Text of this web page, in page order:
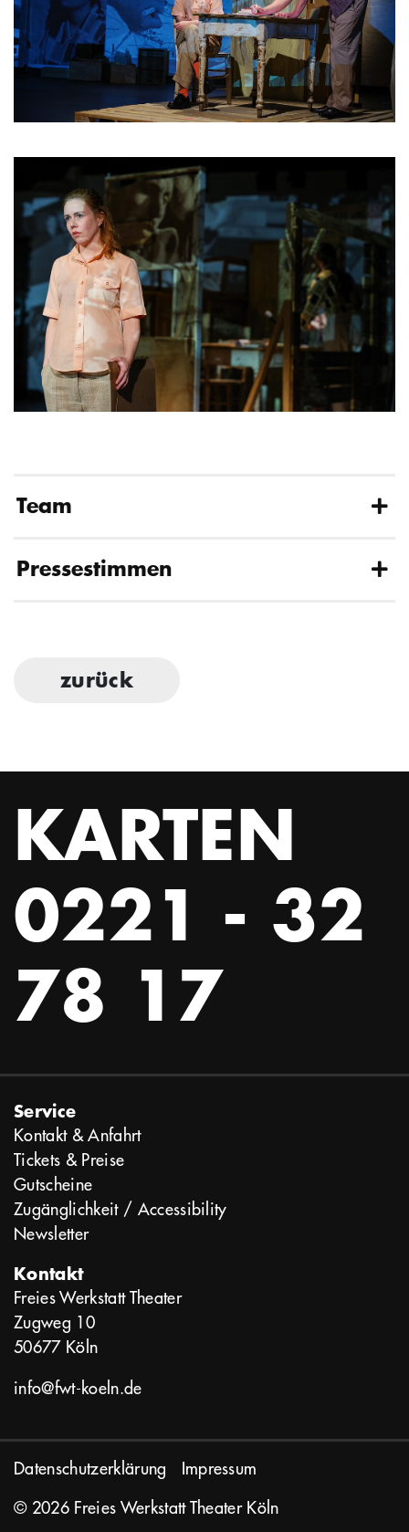
Team
Pressestimmen
zurück
KARTEN
0221 - 32
78 17
Service
Kontakt & Anfahrt
Tickets & Preise
Gutscheine
Zugänglichkeit / Accessibility
Newsletter
Kontakt
Freies Werkstatt Theater
Zugweg 10
50677 Köln
info@fwt-koeln.de
Datenschutzerklärung
Impressum
© 2026 Freies Werkstatt Theater Köln